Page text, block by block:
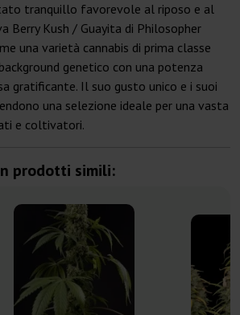
tranquillo favorevole al riposo e al
Berry Kush / Guayita di Philosopher
una varietà cannabis di prima classe
genetico con una potenza
gratificante. Il suo gusto unico e i suoi
una selezione ideale per una vasta
e coltivatori.
prodotti simili: